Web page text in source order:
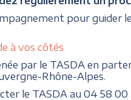
pour guider
à vos côtés
par le TASDA en
Rhône-Alpes.
le TASDA au 04 58